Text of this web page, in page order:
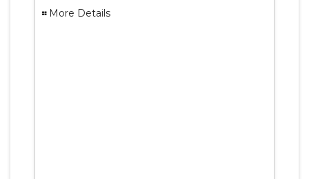
More Details